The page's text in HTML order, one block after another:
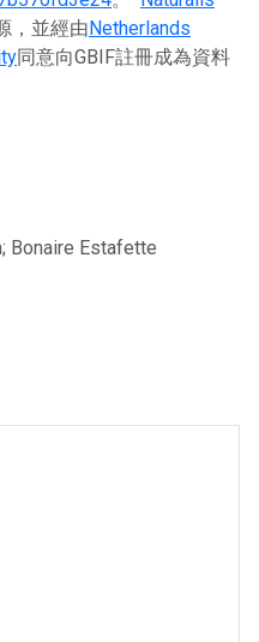
，並經由Netherlands
同意向GBIF註冊成為資料
Bonaire Estafette